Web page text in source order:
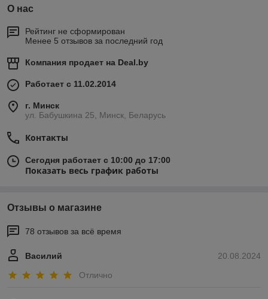
О нас
Рейтинг не сформирован
Менее 5 отзывов за последний год
Компания продает на Deal.by
Работает с 11.02.2014
г. Минск
ул. Бабушкина 25, Минск, Беларусь
Контакты
Сегодня работает с 10:00 до 17:00
Показать весь график работы
Отзывы о магазине
78 отзывов за всё время
20.08.2024
Василий
Отлично